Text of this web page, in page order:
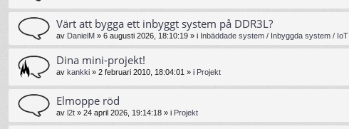
Värt att bygga ett inbyggt system på DDR3L?
av DanielM » 6 augusti 2026, 18:10:19 » i Inbäddade system / Inbyggda system / IoT
Dina mini-projekt!
av kankki » 2 februari 2010, 18:04:01 » i Projekt
Elmoppe röd
av l2t » 24 april 2026, 19:14:18 » i Projekt